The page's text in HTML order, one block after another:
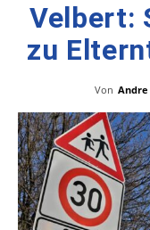
Velbert:
zu
Von